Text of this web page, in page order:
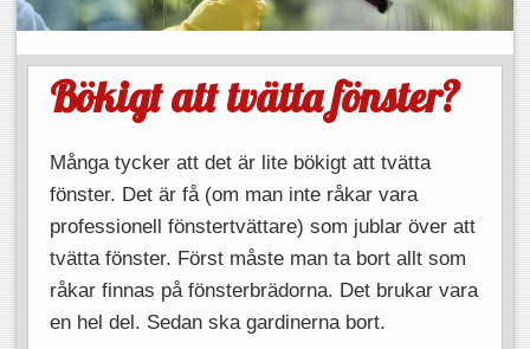
Bökigt att tvätta fönster?
Många tycker att det är lite bökigt att tvätta
fönster. Det är få (om man inte råkar vara
professionell fönstertvättare) som jublar över att
tvätta fönster. Först måste man ta bort allt som
råkar finnas på fönsterbrädorna. Det brukar vara
en hel del. Sedan ska gardinerna bort.